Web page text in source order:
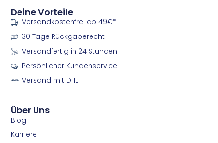
-
f
a
c
e
b
o
k
-
i
n
s
t
g
a
Über Uns
Blog
Karriere
Deine Vorteile
Versandkostenfrei ab 49€*
30 Tage Rückgaberecht
Versandfertig in 24 Stunden
Persönlicher Kundenservice
Versand mit DHL